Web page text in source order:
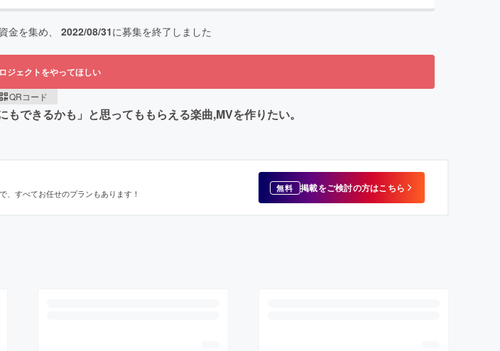
金を集め、 2022/08/31に募集を終了しました
ジェクトをやってほしい
QRコード
できるかも」と思ってももらえる楽曲,MVを作りたい。
、すべてお任せのプランもあります！ 無料 掲載をご検討の方はこちら